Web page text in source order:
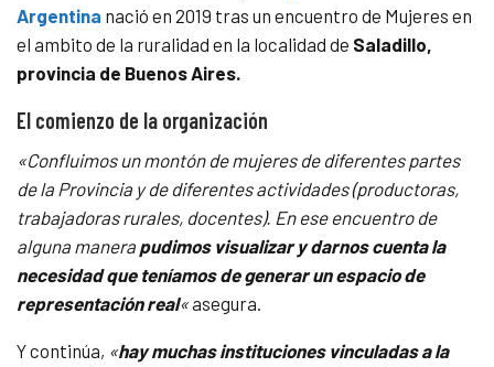
Argentina nació en 2019 tras un encuentro de Mujeres en
el ambito de la ruralidad en la localidad de Saladillo,
provincia de Buenos Aires.
El comienzo de la organización
«Confluimos un montón de mujeres de diferentes partes
de la Provincia y de diferentes actividades (productoras,
trabajadoras rurales, docentes). En ese encuentro de
alguna manera pudimos visualizar y darnos cuenta la
necesidad que teníamos de generar un espacio de
representación real«asegura.
Y continúa, «hay muchas instituciones vinculadas a la